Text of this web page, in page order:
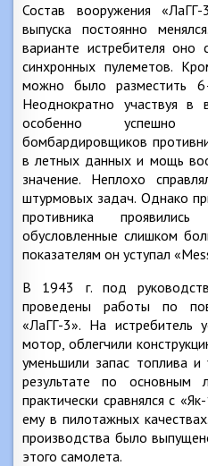
Состав вооружения
выпуска постоянно
варианте истребителя
синхронных пулеметов.
можно было разместить
Неоднократно участвуя в
особенно успешно
бомбардировщиков
в летных данных и мощь
значение. Неплохо
штурмовых задач. Однако
противника
обусловленные слишком
показателям он уступал
В 1943 г. под
проведены работы по
«ЛаГГ-3». На истребитель
мотор, облегчили
уменьшили запас топлива
результате по основным
практически сравнялся с
ему в пилотажных
производства было
этого самолета.